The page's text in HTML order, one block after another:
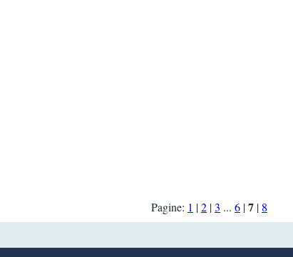
Pagine: 1 |2 |3 ... 6 |7 | 8